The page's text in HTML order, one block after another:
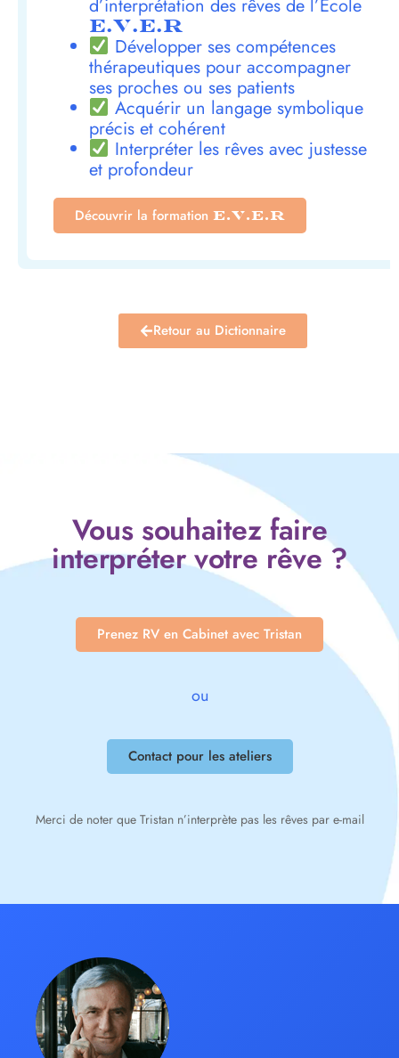
d’interprétation des rêves de l’École
E.V.E.R
Développer ses compétences
thérapeutiques pour accompagner
ses proches ou ses patients
Acquérir un langage symbolique
précis et cohérent
Interpréter les rêves avec justesse
et profondeur
Découvrir la formation E.V.E.R
Retour au Dictionnaire
Vous souhaitez faire
interpréter votre rêve ?
Prenez RV en Cabinet avec Tristan
ou
Contact pour les ateliers
Merci de noter que Tristan n’interprète pas les rêves par e-mail